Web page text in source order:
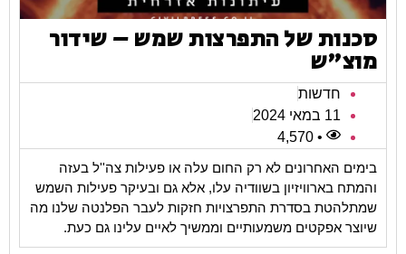
סכנות של התפרצות שמש – שידור
מוצ"ש
חדשות
11 במאי 2024
• 4,570
בימים האחרונים לא רק החום עלה או פעילות צה''ל בעזה
והמתח בארוויזיון בשוודיה עלו, אלא גם ובעיקר פעילות השמש
שמתלהטת בסדרת התפרצויות חזקות לעבר הפלנטה שלנו מה
שיוצר אפקטים משמעותיים וממשיך לאיים עלינו גם כעת.